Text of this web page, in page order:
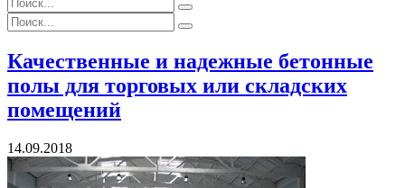
Качественные и надежные бетонные
полы для торговых или складских
помещений
14.09.2018